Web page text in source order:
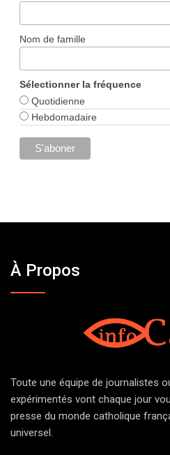
Nom de famille
Sélectionner la fréquence
Quotidienne
Hebdomadaire
À Propos
Toute une équipe de journalistes
expérimentés vont chaque jour
presse du monde catholique
universel.